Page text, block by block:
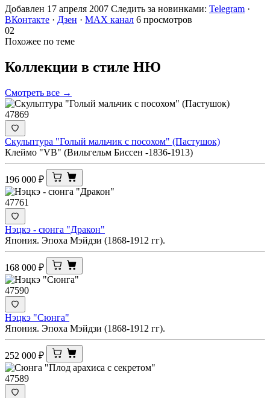
Добавлен 17 апреля 2007 Следить за новинками: Telegram ·
ВКонтакте · Дзен · MAX канал 6 просмотров
02
Похожее по теме
Коллекции в стиле НЮ
Смотреть все →
47869
Скульптура "Голый мальчик с посохом" (Пастушок)
Клеймо "VB" (Вильгельм Биссен -1836-1913)
196 000 ₽
47761
Нэцкэ - сюнга "Дракон"
Япония. Эпоха Мэйдзи (1868-1912 гг).
168 000 ₽
47590
Нэцкэ "Сюнга"
Япония. Эпоха Мэйдзи (1868-1912 гг).
252 000 ₽
47589